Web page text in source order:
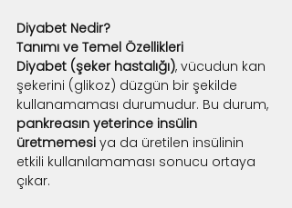
Diyabet Nedir?
Tanımı ve Temel Özellikleri
Diyabet (şeker hastalığı), vücudun kan
şekerini (glikoz) düzgün bir şekilde
kullanamaması durumudur. Bu durum,
pankreasın yeterince insülin
üretmemesi ya da üretilen insülinin
etkili kullanılamaması sonucu ortaya
çıkar.